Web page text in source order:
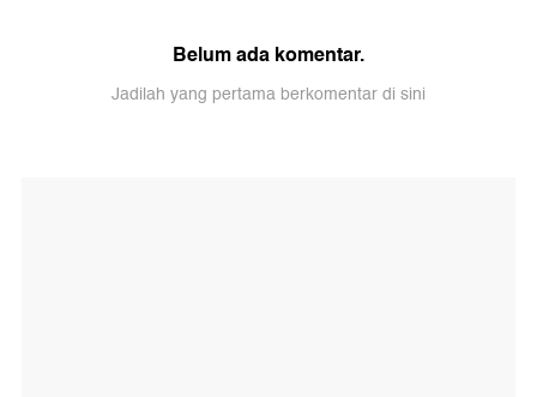
Belum ada komentar.
Jadilah yang pertama berkomentar di sini